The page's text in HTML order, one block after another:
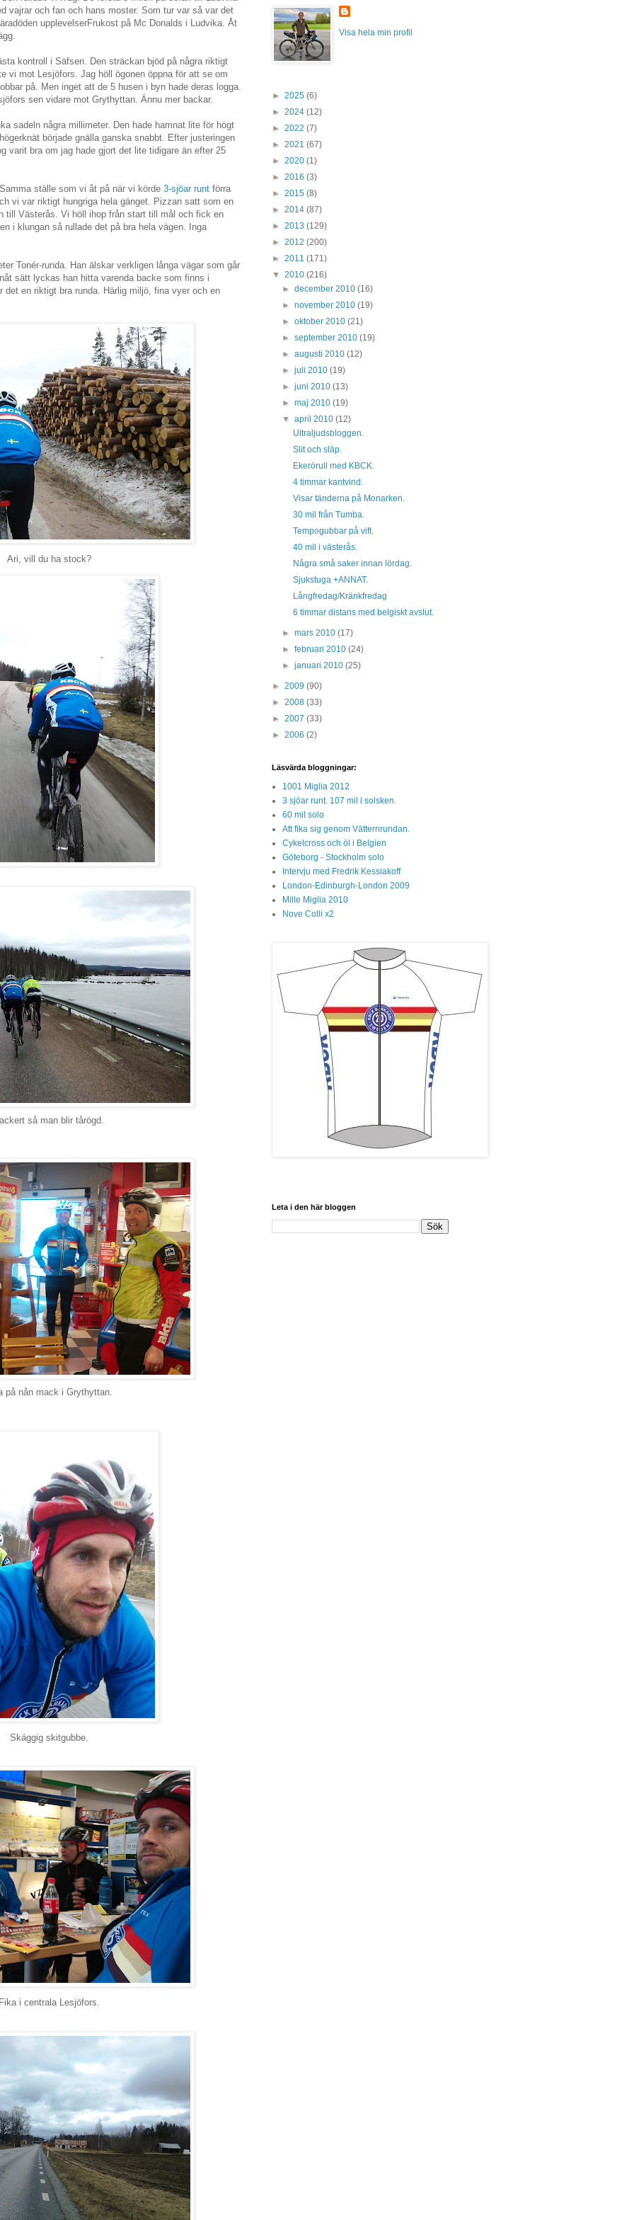
vajrar och fan och hans moster. Som tur var så var det
upplevelserFrukost på Mc Donalds i Ludvika. Åt
kontroll i Säfsen. Den sträckan bjöd på några riktigt
vi mot Lesjöfors. Jag höll ögonen öppna för att se om
på. Men inget att de 5 husen i byn hade deras logga.
sen vidare mot Grythyttan. Ännu mer backar.
sadeln några millimeter. Den hade hamnat lite för högt
började gnälla ganska snabbt. Efter justeringen
varit bra om jag hade gjort det lite tidigare än efter 25
ställe som vi åt på när vi körde 3-sjöar runt förra
vi var riktigt hungriga hela gänget. Pizzan satt som en
till Västerås. Vi höll ihop från start till mål och fick en
i klungan så rullade det på bra hela vägen. Inga
Tonér-runda. Han älskar verkligen långa vägar som går
sätt lyckas han hitta varenda backe som finns i
det en riktigt bra runda. Härlig miljö, fina vyer och en
Ari, vill du ha stock?
så man blir tårögd.
på nån mack i Grythyttan.
Skäggig skitgubbe.
i centrala Lesjöfors.
Visa hela min profil
► 2025 (6)
► 2024 (12)
► 2022 (7)
► 2021 (67)
► 2020 (1)
► 2016 (3)
► 2015 (8)
► 2014 (87)
► 2013 (129)
► 2012 (200)
► 2011 (171)
▼ 2010 (216)
►december 2010(16)
►november 2010(19)
►oktober 2010(21)
►september 2010(19)
►augusti 2010(12)
►juli 2010(19)
►juni 2010(13)
►maj 2010(19)
▼april 2010(12)
Ultraljudsbloggen.
Slit och släp.
Ekerörull med KBCK.
4 timmar kantvind.
Visar tänderna på Monarken.
30 mil från Tumba.
Tempogubbar på vift.
40 mil i västerås.
Några små saker innan lördag.
Sjukstuga +ANNAT.
Långfredag/Kränkfredag
6 timmar distans med belgiskt avslut.
►mars 2010(17)
►februari 2010(24)
►januari 2010(25)
► 2009 (90)
► 2008 (33)
► 2007 (33)
► 2006 (2)
Läsvärda bloggningar:
1001 Miglia 2012
3 sjöar runt. 107 mil i solsken.
60 mil solo
Att fika sig genom Vätternrundan.
Cykelcross och öl i Belgien
Göteborg - Stockholm solo
Intervju med Fredrik Kessiakoff
London-Edinburgh-London 2009
Mille Miglia 2010
Nove Colli x2
Leta i den här bloggen